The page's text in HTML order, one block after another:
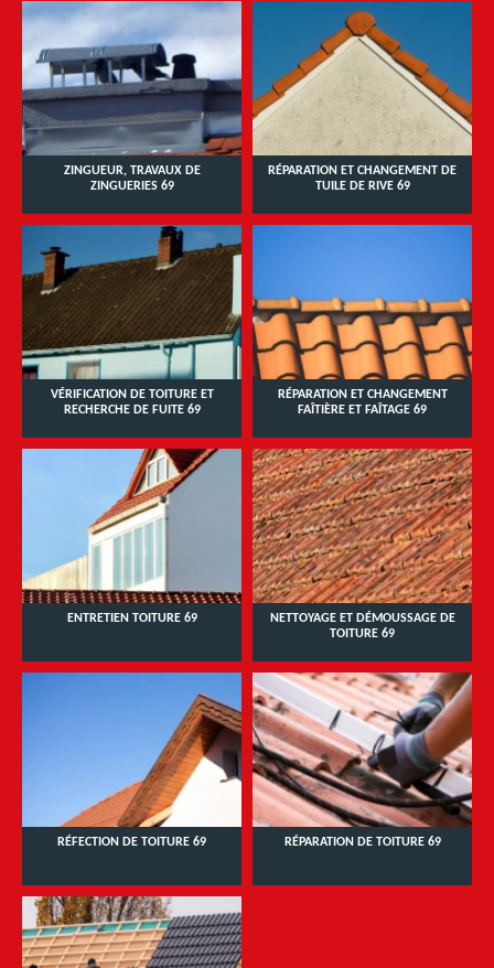
ZINGUEUR, TRAVAUX DE
ZINGUERIES 69
RÉPARATION ET CHANGEMENT DE
TUILE DE RIVE 69
VÉRIFICATION DE TOITURE ET
RECHERCHE DE FUITE 69
RÉPARATION ET CHANGEMENT
FAÎTIÈRE ET FAÎTAGE 69
ENTRETIEN TOITURE 69
NETTOYAGE ET DÉMOUSSAGE DE
TOITURE 69
RÉFECTION DE TOITURE 69 RÉPARATION DE TOITURE 69